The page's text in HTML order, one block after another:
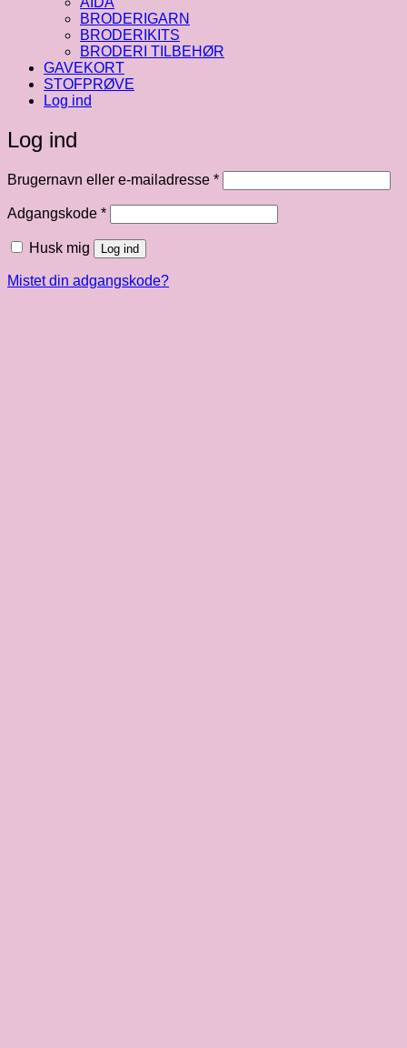
BRODERIGARN
BRODERIKITS
BRODERI TILBEHØR
GAVEKORT
STOFPRØVE
Log ind
Log ind
Brugernavn eller e-mailadresse *Påkrævet
Adgangskode *Påkrævet
Husk mig Log ind
Mistet din adgangskode?